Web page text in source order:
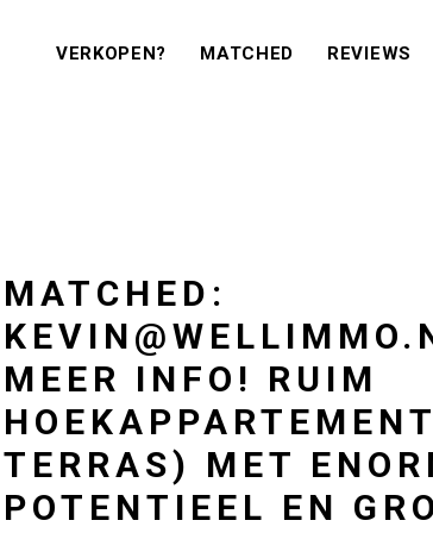
VERKOPEN? (VERKOPEN?)
MATCHED (MATCHED)
REVIEWS
MATCHED:
MEER INFO! RUIM
TERRAS) MET
POTENTIEEL EN